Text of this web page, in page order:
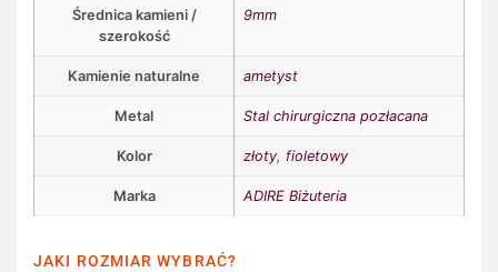
Średnica kamieni /
szerokość
9mm
Kamienie naturalne ametyst
Metal Stal chirurgiczna pozłacana
Kolor złoty, fioletowy
Marka ADIRE Biżuteria
JAKI ROZMIAR WYBRAĆ?